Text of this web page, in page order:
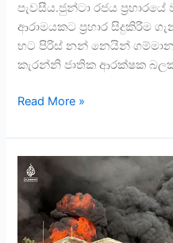
පැවසීය.ජුන්ටා රජය
ආරාමයකට ප්‍රහාර සිදුකිරීම
භට පිරිස් නන් නෙයින්
කැරන්නි ජාතික ආරක්ෂක
Read More »
ලොව
විශාලතම
සරණාගත
කඳවුරේ